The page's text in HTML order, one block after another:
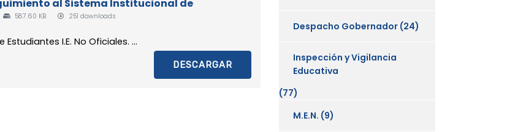
al Sistema Institucional de
587.60 KB 251 downloads
I.E. No Oficiales. ...
DESCARGAR
Despacho Gobernador (24)
Inspección y Vigilancia
Educativa
(77)
M.E.N. (9)